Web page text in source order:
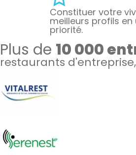
Constituer votre
meilleurs profils
priorité.
Plus de 10 000
restaurants